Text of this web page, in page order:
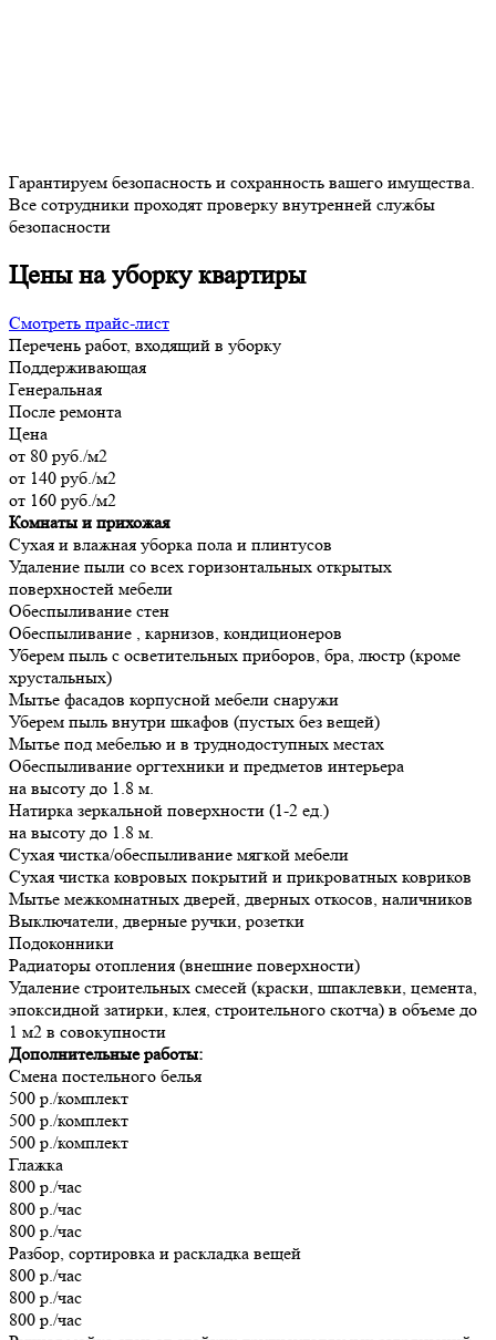
Гарантируем безопасность и сохранность вашего имущества.
Все сотрудники проходят проверку внутренней службы
безопасности
Цены на уборку квартиры
Смотреть прайс-лист
Перечень работ, входящий в уборку
Поддерживающая
Генеральная
После ремонта
Цена
от 80 руб./м2
от 140 руб./м2
от 160 руб./м2
Комнаты и прихожая
Сухая и влажная уборка пола и плинтусов
Удаление пыли со всех горизонтальных открытых
поверхностей мебели
Обеспыливание стен
Обеспыливание , карнизов, кондиционеров
Уберем пыль с осветительных приборов, бра, люстр (кроме
хрустальных)
Мытье фасадов корпусной мебели снаружи
Уберем пыль внутри шкафов (пустых без вещей)
Мытье под мебелью и в труднодоступных местах
Обеспыливание оргтехники и предметов интерьера
на высоту до 1.8 м.
Натирка зеркальной поверхности (1-2 ед.)
на высоту до 1.8 м.
Сухая чистка/обеспыливание мягкой мебели
Сухая чистка ковровых покрытий и прикроватных ковриков
Мытье межкомнатных дверей, дверных откосов, наличников
Выключатели, дверные ручки, розетки
Подоконники
Радиаторы отопления (внешние поверхности)
Удаление строительных смесей (краски, шпаклевки, цемента,
эпоксидной затирки, клея, строительного скотча) в объеме до
1 м2 в совокупности
Дополнительные работы:
Смена постельного белья
500 р./комплект
500 р./комплект
500 р./комплект
Глажка
800 р./час
800 р./час
800 р./час
Разбор, сортировка и раскладка вещей
800 р./час
800 р./час
800 р./час